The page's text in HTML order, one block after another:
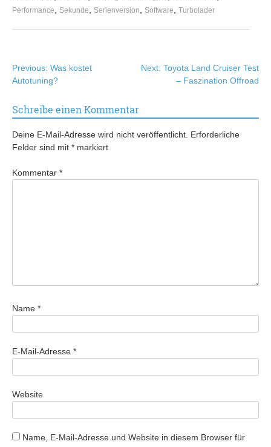
Performance, Sekunde, Serienversion, Software, Turbolader
Beitragsnavigation
Previous: Was kostet
Autotuning?
Next: Toyota Land Cruiser Test
– Faszination Offroad
Schreibe einen Kommentar
Deine E-Mail-Adresse wird nicht veröffentlicht. Erforderliche
Felder sind mit * markiert
Kommentar *
Name *
E-Mail-Adresse *
Website
Name, E-Mail-Adresse und Website in diesem Browser für